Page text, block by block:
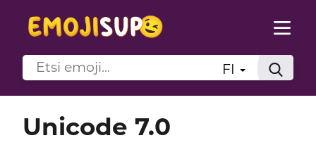
FI
Unicode 7.0